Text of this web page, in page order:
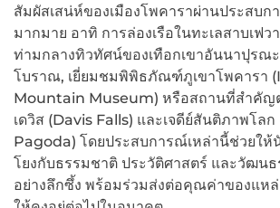
สัมผัสเสน่ห์ของเมืองโพคาราผ่านประสบก
มากมาย อาทิ การล่องเรือในทะเลสาบเฟ
ท่ามกลางทิวทัศน์ของเทือกเขาอันนาปุรณะ
โบราณ, เยี่ยมชมพิพิธภัณฑ์ภูเขาโพคารา
Mountain Museum) หรือสถานที่สำคัญ
เดวิส (Davis Falls) และเจดีย์สันติภาพโล
Pagoda) โดยประสบการณ์เหล่านี้ช่วยให้
โยงกับธรรมชาติ ประวัติศาสตร์ และวัฒนธ
อย่างลึกซึ้ง พร้อมร่วมส่งต่อคุณค่าของแหล่